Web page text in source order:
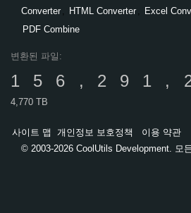
Converter
HTML Converter Excel
PDF Combine
변환된 파일:
4,770 TB
사이트 맵 개인정보 보호정책
이용 약관
© 2003-2026 CoolUtils Development. 모